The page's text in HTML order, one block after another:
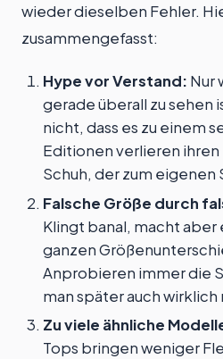
wieder dieselben Fehler.
zusammengefasst:
Hype vor Verstand: Nur
gerade überall zu sehen
nicht, dass es zu einem
Editionen verlieren ihren
Schuh, der zum eigenen
Falsche Größe durch
Klingt banal, macht aber
ganzen
Anprobieren immer die
man später auch wirklich
Zu viele ähnliche
Tops bringen weniger